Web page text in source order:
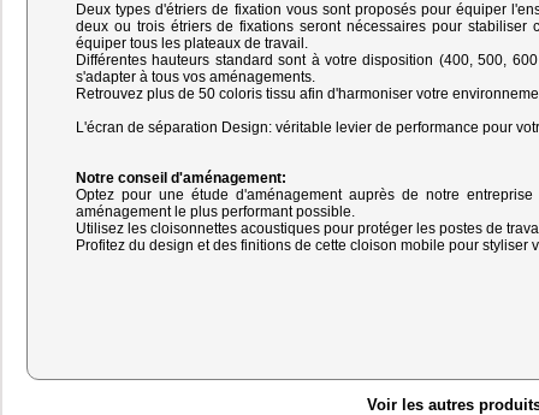
Deux types d'étriers de fixation vous sont proposés pour équiper
deux ou trois étriers de fixations seront nécessaires pour
équiper tous les plateaux de travail.
Différentes hauteurs standard sont à votre disposition (400, 500,
s'adapter à tous vos aménagements.
Retrouvez plus de 50 coloris tissu afin d'harmoniser votre
L'écran de séparation Design: véritable levier de performance pour
Notre conseil d'aménagement:
Optez pour une étude d'aménagement auprès de notre
aménagement le plus performant possible.
Utilisez les cloisonnettes acoustiques pour protéger les postes de
Profitez du design et des finitions de cette cloison mobile pour styliser
Voir les autres